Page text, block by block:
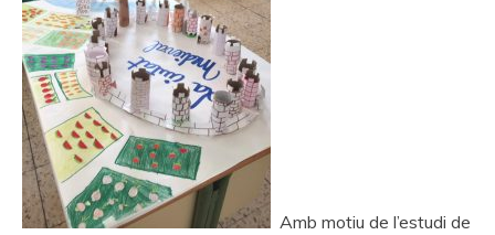
Amb motiu de l’estudi de